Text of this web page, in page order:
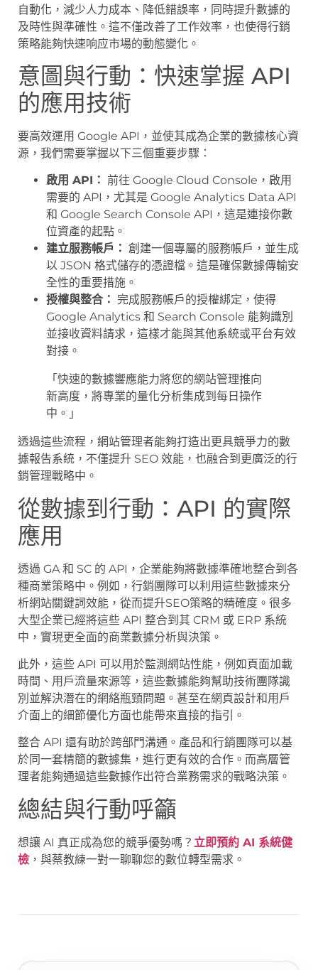
自動化，減少人力成本、降低錯誤率，同時提升數據的
及時性與準確性。這不僅改善了工作效率，也使得行銷
策略能夠快速响应市場的動態變化。
意圖與行動：快速掌握 API
的應用技術
要高效運用 Google API，並使其成為企業的數據核心資
源，我們需要掌握以下三個重要步驟：
啟用 API： 前往 Google Cloud Console，啟用
需要的 API，尤其是 Google Analytics Data API
和 Google Search Console API，這是連接你數
位資產的起點。
建立服務帳戶： 創建一個專屬的服務帳戶，並生成
以 JSON 格式儲存的憑證檔。這是確保數據傳輸安
全性的重要措施。
授權與整合： 完成服務帳戶的授權綁定，使得
Google Analytics 和 Search Console 能夠識別
並接收資料請求，這樣才能與其他系統或平台有效
對接。
「快速的數據響應能力將您的網站管理推向
新高度，將專業的量化分析集成到每日操作
中。」
透過這些流程，網站管理者能夠打造出更具競爭力的數
據報告系統，不僅提升 SEO 效能，也融合到更廣泛的行
銷管理戰略中。
從數據到行動：API 的實際
應用
透過 GA 和 SC 的 API，企業能夠將數據準確地整合到各
種商業策略中。例如，行銷團隊可以利用這些數據來分
析網站關鍵詞效能，從而提升SEO策略的精確度。很多
大型企業已經將這些 API 整合到其 CRM 或 ERP 系統
中，實現更全面的商業數據分析與決策。
此外，這些 API 可以用於監測網站性能，例如頁面加載
時間、用戶流量來源等，這些數據能夠幫助技術團隊識
別並解決潛在的網絡瓶頸問題。甚至在網頁設計和用戶
介面上的細節優化方面也能帶來直接的指引。
整合 API 還有助於跨部門溝通。產品和行銷團隊可以基
於同一套精簡的數據集，進行更有效的合作。而高層管
理者能夠通過這些數據作出符合業務需求的戰略決策。
總結與行動呼籲
想讓 AI 真正成為您的競爭優勢嗎？ 立即預約 AI 系統健
檢 ，與蔡教練一對一聊聊您的數位轉型需求。